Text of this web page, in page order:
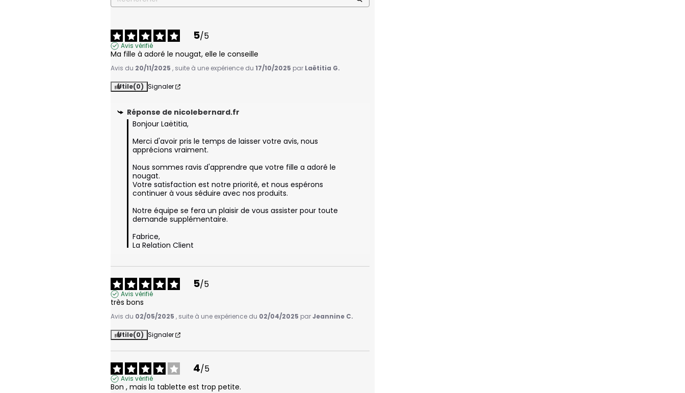
5/5
Avis vérifié
Ma fille à adoré le nougat, elle le conseille
Avis du 20/11/2025 , suite à une expérience du 17/10/2025 par Laëtitia G.
Utile(0) Signaler
Réponse de nicolebernard.fr
Bonjour Laëtitia,
Merci d'avoir pris le temps de laisser votre avis, nous
apprécions vraiment.
Nous sommes ravis d'apprendre que votre fille a adoré le
nougat.
Votre satisfaction est notre priorité, et nous espérons
continuer à vous séduire avec nos produits.
Notre équipe se fera un plaisir de vous assister pour toute
demande supplémentaire.
Fabrice,
La Relation Client
5/5
Avis vérifié
très bons
Avis du 02/05/2025 , suite à une expérience du 02/04/2025 parJeannine C.
Utile(0) Signaler
4/5
Avis vérifié
Bon , mais la tablette est trop petite.